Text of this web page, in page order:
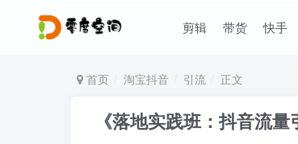
剪辑 带货 快手
首页 淘宝抖音 引流 正文
《落地实践班：抖音流量